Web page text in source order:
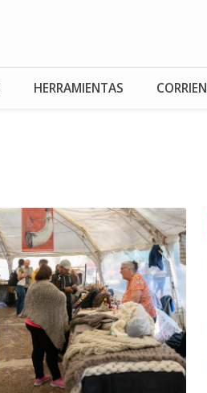
HERRAMIENTAS